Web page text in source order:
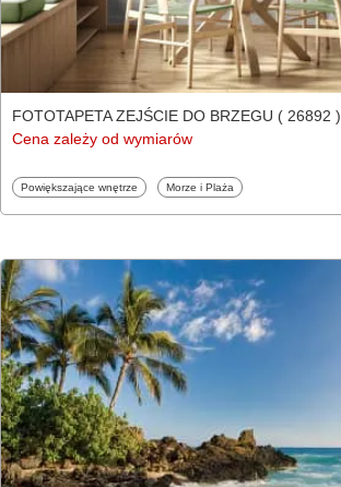
FOTOTAPETA ZEJŚCIE DO BRZEGU ( 26892 )
Cena zależy od wymiarów
Fototapety
Powiększające wnętrze Fototapety
Morze i Plaża